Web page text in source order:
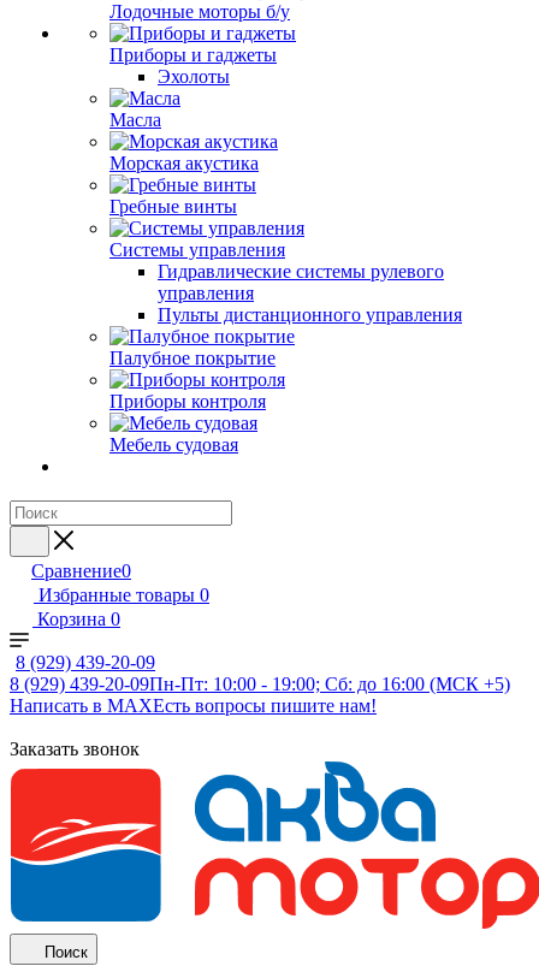
Лодочные моторы б/у
Приборы и гаджеты
Эхолоты
Масла
Морская акустика
Гребные винты
Системы управления
Гидравлические системы рулевого
управления
Пульты дистанционного управления
Палубное покрытие
Приборы контроля
Мебель судовая
Сравнение0
Избранные товары 0
Корзина 0
8 (929) 439-20-09
8 (929) 439-20-09Пн-Пт: 10:00 - 19:00; Сб: до 16:00 (МСК +5)
Написать в MAXЕсть вопросы пишите нам!
Заказать звонок
Поиск